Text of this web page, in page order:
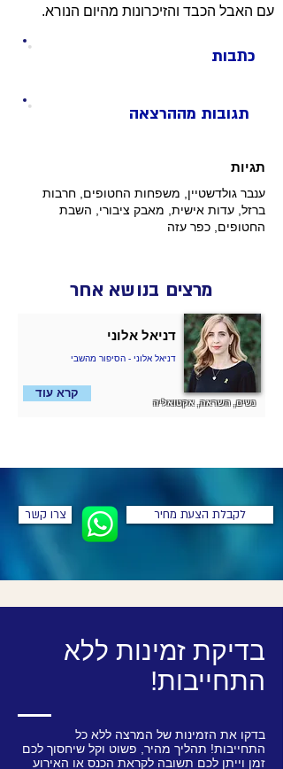
עם האבל הכבד והזיכרונות מהיום הנורא​.
כתבות
תגובות מההרצאה
תגיות
ענבר גולדשטיין, משפחות החטופים, חרבות
ברזל, עדות אישית, מאבק ציבורי, השבת
החטופים, כפר עזה
מרצים בנושא אחר
קרא עוד
נשים, השראה, אקטואליה
דניאל אלוני
דניאל אלוני - הסיפור מהשבי
צרו קשר לקבלת הצעת מחיר
בדיקת זמינות ללא
התחייבות!
בדקו את הזמינות של המרצה ללא כל
התחייבות! תהליך מהיר, פשוט וקל שיחסוך לכם
זמן וייתן לכם תשובה לקראת הכנס או האירוע